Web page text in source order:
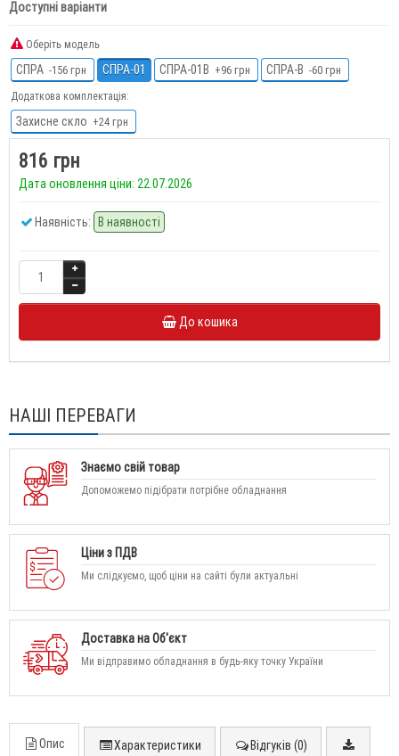
Доступні варіанти
Оберіть модель
СПРА -156 грн СПРА-01 СПРА-01В +96 грн СПРА-В -60 грн
Додаткова комплектація:
Захисне скло +24 грн
816 грн
Дата оновлення ціни: 22.07.2026
Наявність: В наявності
До кошика
НАШІ ПЕРЕВАГИ
Знаємо свій товар
Допоможемо підібрати потрібне обладнання
Ціни з ПДВ
Ми слідкуємо, щоб ціни на сайті були актуальні
Доставка на Об'єкт
Ми відправимо обладнання в будь-яку точку України
Опис Характеристики Відгуків (0)